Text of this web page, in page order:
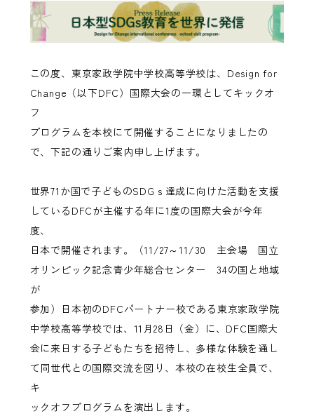
この度、東京家政学院中学校高等学校は、Design for
Change（以下DFC）国際大会の一環としてキックオ
フ
プログラムを本校にて開催することになりましたの
で、下記の通りご案内申し上げます。
世界71か国で子どものSDGｓ達成に向けた活動を支援
しているDFCが主催する年に1度の国際大会が今年
度、
日本で開催されます。（11/27～11/30 主会場 国立
オリンピック記念青少年総合センター 34の国と地域
が
参加）日本初のDFCパートナー校である東京家政学院
中学校高等学校では、11月28日（金）に、DFC国際大
会に来日する子どもたちを招待し、多様な体験を通し
て同世代との国際交流を図り、本校の在校生全員で、
キ
ックオフプログラムを演出します。